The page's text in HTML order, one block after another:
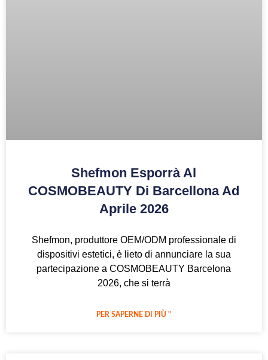
Shefmon Esporrà Al
COSMOBEAUTY Di Barcellona Ad
Aprile 2026
Shefmon, produttore OEM/ODM professionale di
dispositivi estetici, è lieto di annunciare la sua
partecipazione a COSMOBEAUTY Barcelona
2026, che si terrà
PER SAPERNE DI PIÙ "